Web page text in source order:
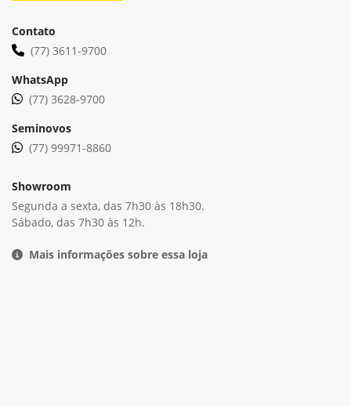
Contato
(77) 3611-9700
WhatsApp
(77) 3628-9700
Seminovos
(77) 99971-8860
Showroom
Segunda a sexta, das 7h30 às 18h30.
Sábado, das 7h30 às 12h.
Mais informações sobre essa loja